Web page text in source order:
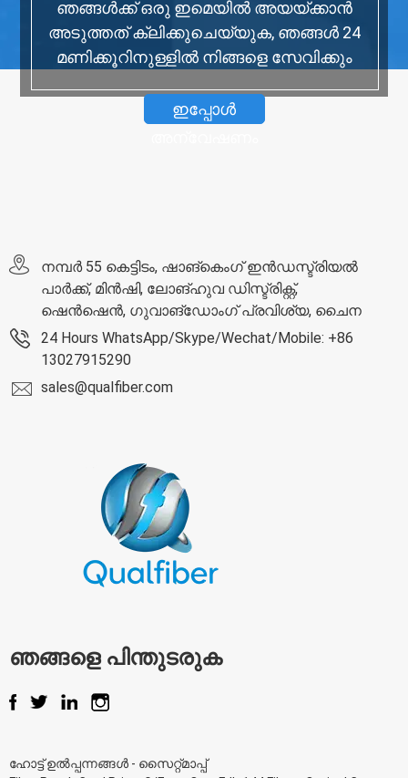
ഞങ്ങൾക്ക് ഒരു ഇമെയിൽ അയയ്‌ക്കാൻ
അടുത്തത് ക്ലിക്കുചെയ്യുക, ഞങ്ങൾ 24
മണിക്കൂറിനുള്ളിൽ നിങ്ങളെ സേവിക്കും
ഇപ്പോൾ
നമ്പർ 55 കെട്ടിടം, ഷാങ്‌കെംഗ് ഇൻഡസ്ട്രിയൽ
പാർക്ക്, മിൻ‌ഷി, ലോങ്‌ഹുവ ഡിസ്ട്രിക്റ്റ്,
ഷെൻ‌ഷെൻ, ഗുവാങ്‌ഡോംഗ് പ്രവിശ്യ, ചൈന
24 Hours WhatsApp/Skype/Wechat/Mobile: +86
13027915290
sales@qualfiber.com
ഞങ്ങളെ പിന്തുടരുക
ഹോട്ട് ഉൽപ്പന്നങ്ങൾ - സൈറ്റ്മാപ്പ്